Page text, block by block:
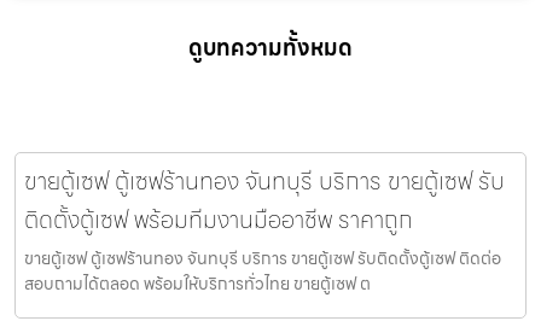
ดูบทความทั้งหมด
ขายตู้เซฟ ตู้เซฟร้านทอง จันทบุรี บริการ ขายตู้เซฟ รับ
ติดตั้งตู้เซฟ พร้อมทีมงานมืออาชีพ ราคาถูก
ขายตู้เซฟ ตู้เซฟร้านทอง จันทบุรี บริการ ขายตู้เซฟ รับติดตั้งตู้เซฟ ติดต่อ
สอบถามได้ตลอด พร้อมให้บริการทั่วไทย ขายตู้เซฟ ต